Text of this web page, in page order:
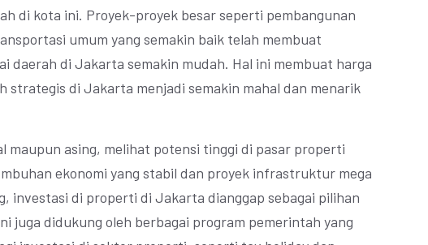
di kota ini. Proyek-proyek besar seperti pembangunan
umum yang semakin baik telah membuat
daerah di Jakarta semakin mudah. Hal ini membuat harga
strategis di Jakarta menjadi semakin mahal dan menarik
maupun asing, melihat potensi tinggi di pasar properti
ekonomi yang stabil dan proyek infrastruktur mega
investasi di properti di Jakarta dianggap sebagai pilihan
juga didukung oleh berbagai program pemerintah yang